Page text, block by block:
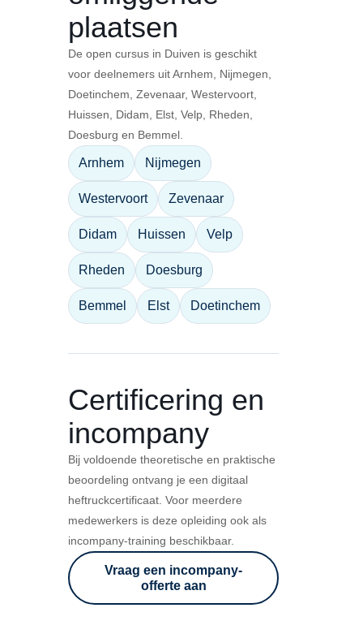
plaatsen
De open cursus in Duiven is geschikt
voor deelnemers uit Arnhem, Nijmegen,
Doetinchem, Zevenaar, Westervoort,
Huissen, Didam, Elst, Velp, Rheden,
Doesburg en Bemmel.
Arnhem Nijmegen
Westervoort Zevenaar
Didam Huissen Velp
Rheden Doesburg
Bemmel Elst Doetinchem
Certificering en
incompany
Bij voldoende theoretische en praktische
beoordeling ontvang je een digitaal
heftruckcertificaat. Voor meerdere
medewerkers is deze opleiding ook als
incompany-training beschikbaar.
Vraag een incompany-
offerte aan